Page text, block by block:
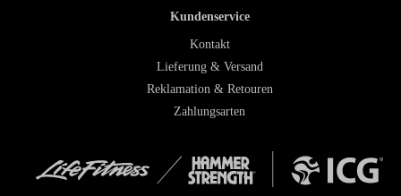
Kundenservice
Kontakt
Lieferung & Versand
Reklamation & Retouren
Zahlungsarten